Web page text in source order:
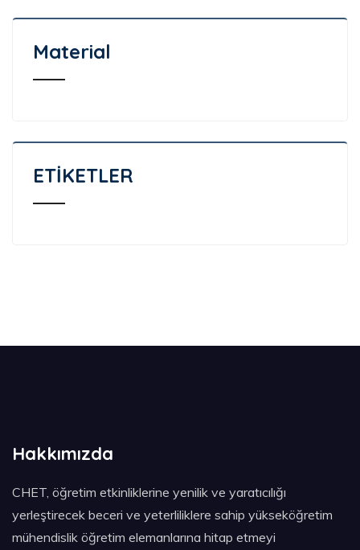
Material
ETİKETLER
Hakkımızda
CHET, öğretim etkinliklerine yenilik ve yaratıcılığı
yerleştirecek beceri ve yeterliliklere sahip yükseköğretim
mühendislik öğretim elemanlarına hitap etmeyi